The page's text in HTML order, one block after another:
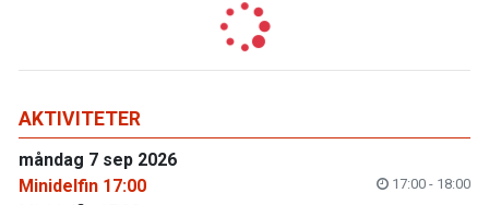
AKTIVITETER
måndag 7 sep 2026
Minidelfin 17:00
17:00 - 18:00